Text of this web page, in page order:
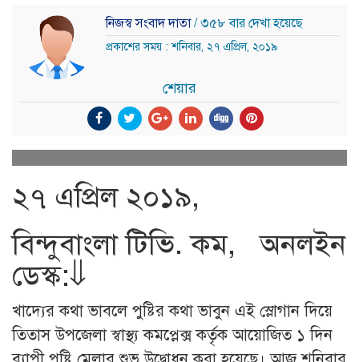
নিজস্ব সংবাদ দাতা/ ৩৫৮ বার দেখা হয়েছে
প্রকাশের সময় : শনিবার, ২৭ এপ্রিল, ২০১৯
শেয়ার
২৭ এপ্রিল ২০১৯,
বিন্দুবাংলা টিভি. কম, অনলইন
ডেস্ক:⇓
খাদ্যের কথা ভাবলে পুষ্টির কথা ভাবুন এই স্লোগান দিয়ে
তিতাস উপজেলা স্বাস্থ্য কমপ্লেক্স কর্তৃক আয়োজিত ১ দিন